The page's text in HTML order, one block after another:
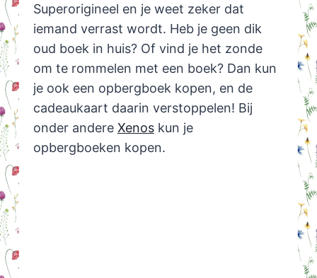
Superorigineel en je weet zeker dat
iemand verrast wordt. Heb je geen dik
oud boek in huis? Of vind je het zonde
om te rommelen met een boek? Dan kun
je ook een opbergboek kopen, en de
cadeaukaart daarin verstoppelen! Bij
onder andere Xenoskun je
opbergboeken kopen.